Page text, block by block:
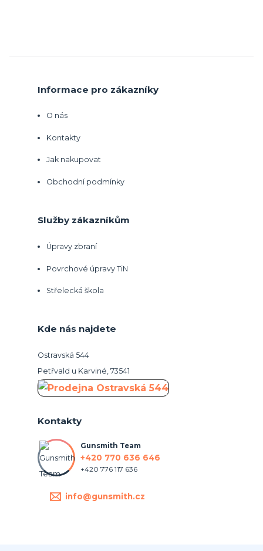
Informace pro zákazníky
O nás
Kontakty
Jak nakupovat
Obchodní podmínky
Služby zákazníkům
Úpravy zbraní
Povrchové úpravy TiN
Střelecká škola
Kde nás najdete
Ostravská 544
Petřvald u Karviné, 73541
Kontakty
Gunsmith Team
+420 770 636 646
+420 776 117 636
info@gunsmith.cz